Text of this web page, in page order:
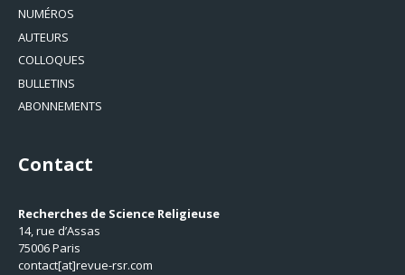
NUMÉROS
AUTEURS
COLLOQUES
BULLETINS
ABONNEMENTS
Contact
Recherches de Science Religieuse
14, rue d’Assas
75006 Paris
contact[at]revue-rsr.com